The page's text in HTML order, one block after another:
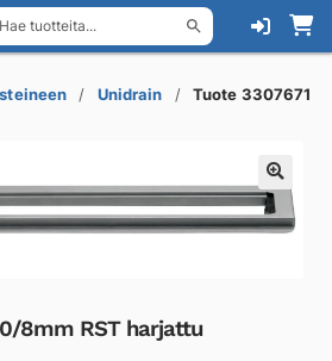
Hae tuotteita...
Unidrain Tuote 3307671
8mm RST harjattu